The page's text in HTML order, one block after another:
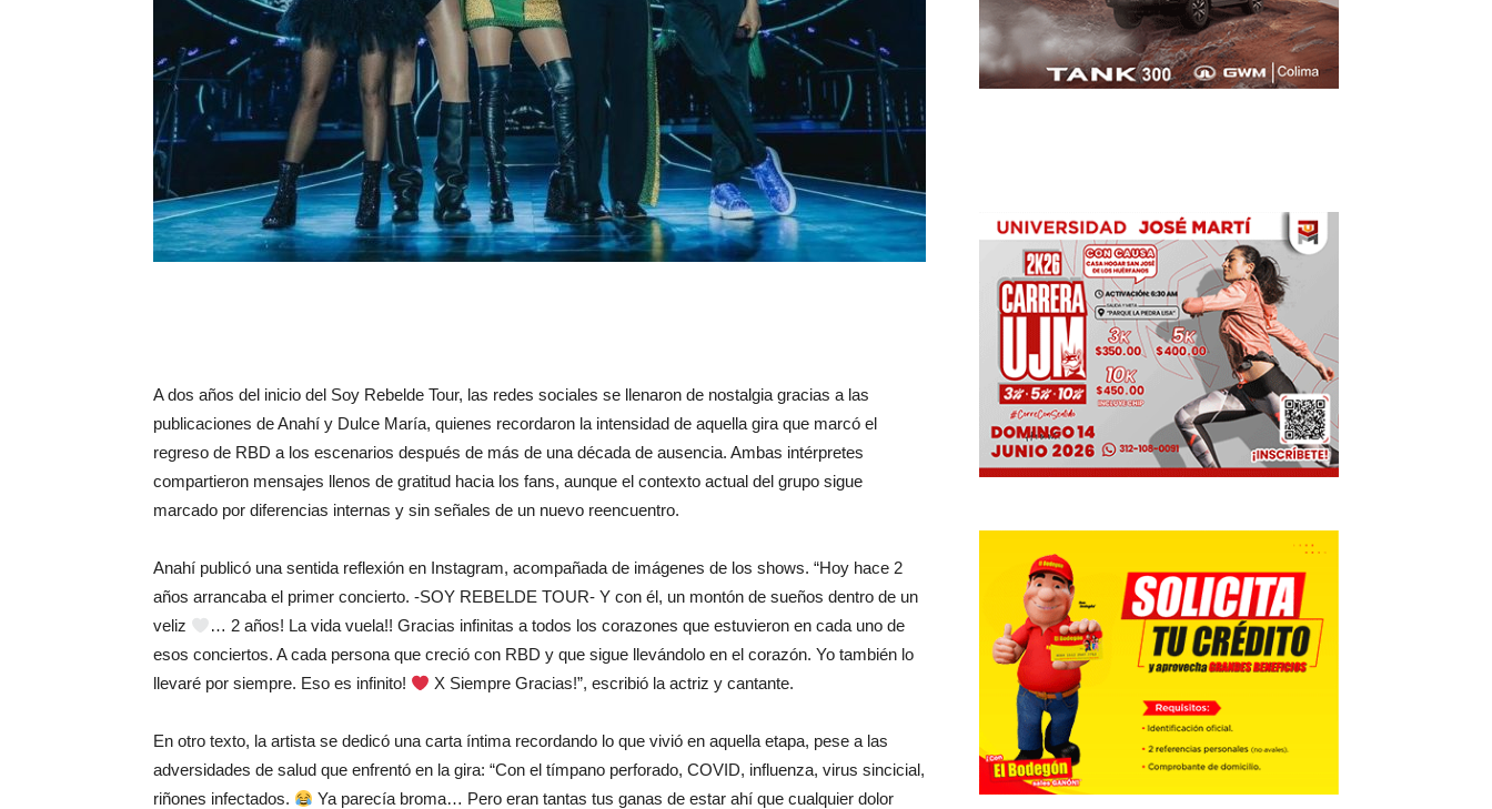
A dos años del inicio del Soy Rebelde Tour, las redes sociales se llenaron de nostalgia gracias a las
publicaciones de Anahí y Dulce María, quienes recordaron la intensidad de aquella gira que marcó el
regreso de RBD a los escenarios después de más de una década de ausencia. Ambas intérpretes
compartieron mensajes llenos de gratitud hacia los fans, aunque el contexto actual del grupo sigue
marcado por diferencias internas y sin señales de un nuevo reencuentro.
Anahí publicó una sentida reflexión en Instagram, acompañada de imágenes de los shows. “Hoy hace 2
años arrancaba el primer concierto. -SOY REBELDE TOUR- Y con él, un montón de sueños dentro de un
veliz
… 2 años! La vida vuela!! Gracias infinitas a todos los corazones que estuvieron en cada uno de
esos conciertos. A cada persona que creció con RBD y que sigue llevándolo en el corazón. Yo también lo
llevaré por siempre. Eso es infinito!
X Siempre Gracias!”, escribió la actriz y cantante.
En otro texto, la artista se dedicó una carta íntima recordando lo que vivió en aquella etapa, pese a las
adversidades de salud que enfrentó en la gira: “Con el tímpano perforado, COVID, influenza, virus sincicial,
riñones infectados.
Ya parecía broma… Pero eran tantas tus ganas de estar ahí que cualquier dolor